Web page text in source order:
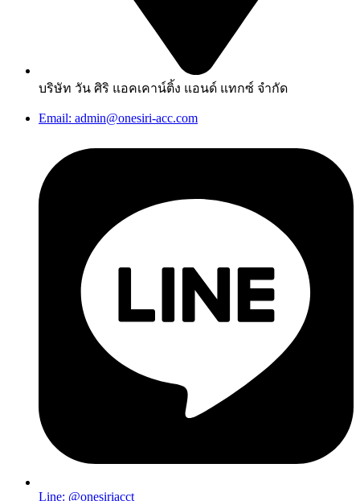
บริษัท วัน ศิริ แอคเคาน์ติ้ง แอนด์ แทกซ์ จำกัด
Email: admin@onesiri-acc.com
Line: @onesiriacct